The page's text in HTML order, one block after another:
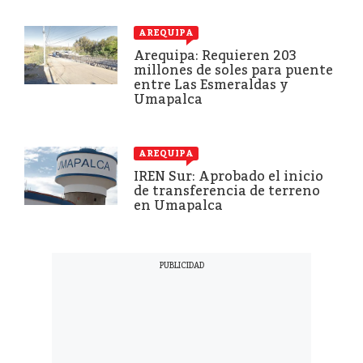
AREQUIPA
Arequipa: Requieren 203
millones de soles para puente
entre Las Esmeraldas y
Umapalca
AREQUIPA
IREN Sur: Aprobado el inicio
de transferencia de terreno
en Umapalca